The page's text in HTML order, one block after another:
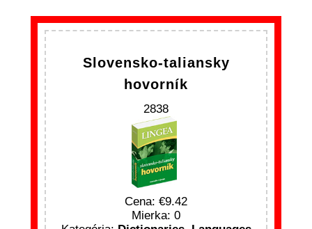
Slovensko-taliansky
hovorník
2838
Cena:
9.42
Mierka: 0